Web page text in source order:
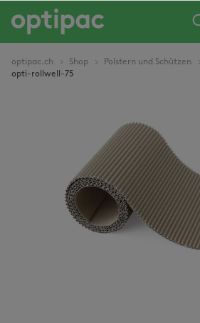
springen
optipac.ch Shop Polstern und Schützen
opti-rollwell-75